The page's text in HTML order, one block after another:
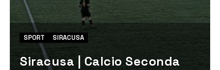
SPORT SIRACUSA
Siracusa | Calcio Seconda